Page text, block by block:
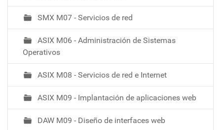
a
SMX M07 - Servicios de red
ASIX M06 - Administración de Sistemas
Operativos
ASIX M08 - Servicios de red e Internet
ASIX M09 - Implantación de aplicaciones web
DAW M09 - Diseño de interfaces web